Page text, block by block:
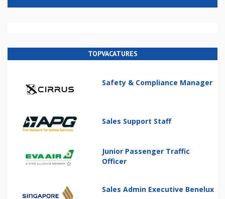
TOPVACATURES
Safety & Compliance Manager
Sales Support Staff
Junior Passenger Traffic
Officer
Sales Admin Executive Benelux